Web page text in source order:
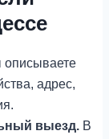
описываете
адрес,
выезд. В